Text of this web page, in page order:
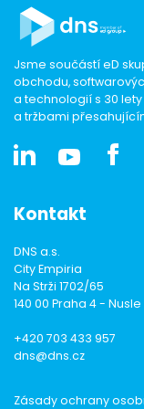
Jsme součástí eD
obchodu,
a technologií s 30
a tržbami
Kontakt
DNS a.s.
City Empiria
Na Strži 1702/65
140 00 Praha 4 - Nusle
+420 703 433 957
dns@dns.cz
Zásady ochrany